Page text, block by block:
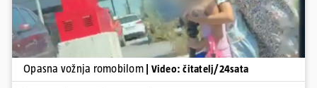
Opasna vožnja romobilom | Video: čitatelj/24sata